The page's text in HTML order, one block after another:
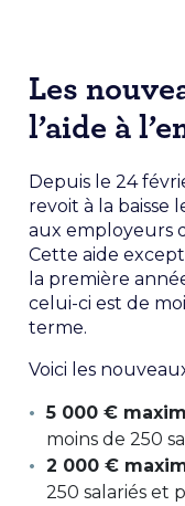
Les
l’aide à
Depuis le 24
revoit à la baisse
aux employeurs
Cette aide
la première
celui-ci est de
terme.
Voici les
5 000 €
moins de 250
2 000 €
250 salariés et